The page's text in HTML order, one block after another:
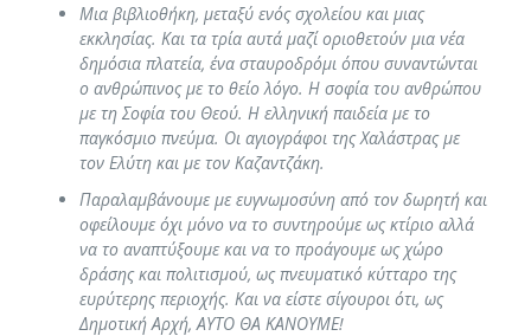
Μια βιβλιοθήκη, μεταξύ ενός σχολείου και μιας
εκκλησίας. Και τα τρία αυτά μαζί οριοθετούν μια νέα
δημόσια πλατεία, ένα σταυροδρόμι όπου συναντώνται
ο ανθρώπινος με το θείο λόγο. Η σοφία του ανθρώπου
με τη Σοφία του Θεού. Η ελληνική παιδεία με το
παγκόσμιο πνεύμα. Οι αγιογράφοι της Χαλάστρας με
τον Ελύτη και με τον Καζαντζάκη.
Παραλαμβάνουμε με ευγνωμοσύνη από τον δωρητή και
οφείλουμε όχι μόνο να το συντηρούμε ως κτίριο αλλά
να το αναπτύξουμε και να το προάγουμε ως χώρο
δράσης και πολιτισμού, ως πνευματικό κύτταρο της
ευρύτερης περιοχής. Και να είστε σίγουροι ότι, ως
Δημοτική Αρχή, ΑΥΤΟ ΘΑ ΚΑΝΟΥΜΕ!